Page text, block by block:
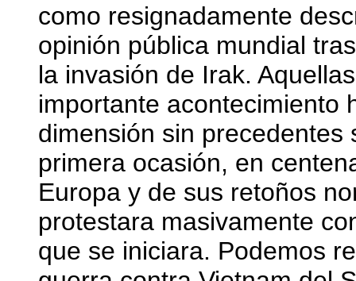
como resignadamente
opinión pública mundial
la invasión de Irak.
importante acontecimiento
dimensión sin
primera ocasión, en
Europa y de sus retoños
protestara masivamente
que se iniciara. Podemos